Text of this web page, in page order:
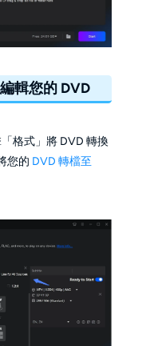
輯您的 DVD
格式」將 DVD 轉換
您的 DVD 轉檔至